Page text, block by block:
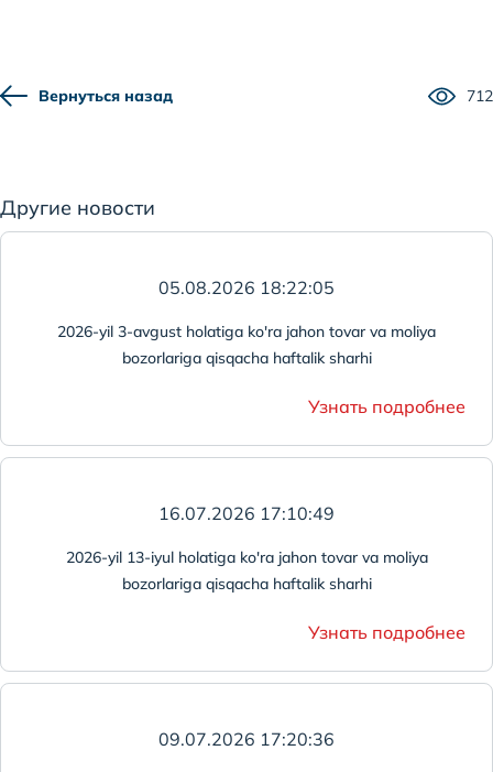
Вернуться назад 712
Другие новости
05.08.2026 18:22:05
2026-yil 3-avgust holatiga ko'ra jahon tovar va moliya
bozorlariga qisqacha haftalik sharhi
Узнать подробнее
16.07.2026 17:10:49
2026-yil 13-iyul holatiga ko'ra jahon tovar va moliya
bozorlariga qisqacha haftalik sharhi
Узнать подробнее
09.07.2026 17:20:36